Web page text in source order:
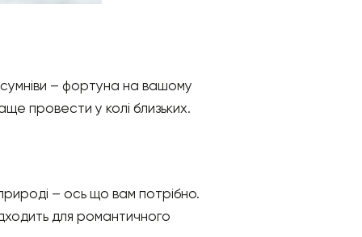
сумніви – фортуна на вашому
провести у колі близьких.
– ось що вам потрібно.
для романтичного